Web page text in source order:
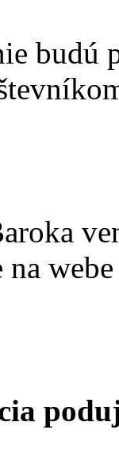
budú
na